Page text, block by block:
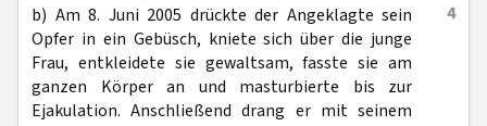
4
b) Am 8. Juni 2005 drückte der Angeklagte sein
Opfer in ein Gebüsch, kniete sich über die junge
Frau, entkleidete sie gewaltsam, fasste sie am
ganzen Körper an und masturbierte bis zur
Ejakulation. Anschließend drang er mit seinem